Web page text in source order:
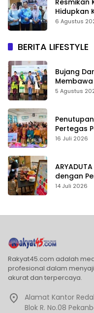
Hidupkan
6 Agustus
BERITA LIFESTYLE
Bujang
5 Agustus
Penutupan
Pertegas
Karakter
16 Juli 2026
dengan
14 Juli 2026
Rakyat45.com adalah
profesional dalam
akurat dan terpercaya.
Alamat Kantor
Blok R. No.08